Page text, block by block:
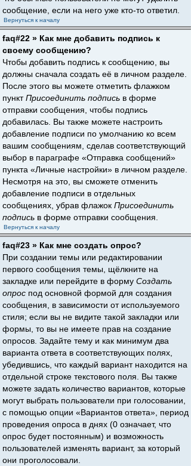
сообщение, если на него уже кто-то ответил.
Вернуться к началу
faq#22 » Как мне добавить подпись к
своему сообщению?
Чтобы добавить подпись к сообщению, вы
должны сначала создать её в личном разделе.
После этого вы можете отметить флажком
пунктПрисоединить подпись в форме
отправки сообщения, чтобы подпись
добавилась. Вы также можете настроить
добавление подписи по умолчанию ко всем
вашим сообщениям, сделав соответствующий
выбор в параграфе «Отправка сообщений»
пункта «Личные настройки» в личном разделе.
Несмотря на это, вы сможете отменить
добавление подписи в отдельных
сообщениях, убрав флажок Присоединить
подпись в форме отправки сообщения.
Вернуться к началу
faq#23 » Как мне создать опрос?
При создании темы или редактировании
первого сообщения темы, щёлкните на
закладке или перейдите в форму Создать
опрос под основной формой для создания
сообщения, в зависимости от используемого
стиля; если вы не видите такой закладки или
формы, то вы не имеете прав на создание
опросов. Задайте тему и как минимум два
варианта ответа в соответствующих полях,
убедившись, что каждый вариант находится на
отдельной строке текстового поля. Вы также
можете задать количество вариантов, которые
могут выбрать пользователи при голосовании,
с помощью опции «Вариантов ответа», период
проведения опроса в днях (0 означает, что
опрос будет постоянным) и возможность
пользователей изменять вариант, за который
они проголосовали.